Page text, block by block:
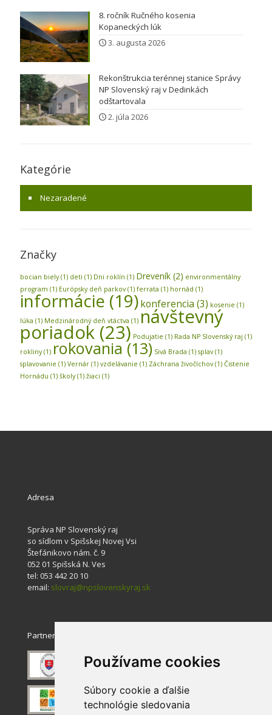
Používame cookies
Súbory cookie a ďalšie
technológie sledovania
8. ročník Ručného kosenia
Kopaneckých lúk
3. augusta 2026
Rekonštrukcia terénnej stanice Správy
NP Slovenský raj v Dedinkách
odštartovala
2. júla 2026
Kategórie
Nezaradené
Značky
bocian biely(1) deti (1) Dni roklín (1) Dreveník (2) environmentálny
program (1) Európsky deň parkov(1) ferrata (1) hornád (1)
informácie (19)konferencia (3) kosenie (1)
lúka (1) Medzinárodný deň vtáctva (1) návštevný
poriadok (23) Podujatie (1) Rada NP Slovenský raj (1)
rokliny(1) rokovania (13) Sivá Brada (1) splav(1)
splavovanie (1) Vernár (1) vzdelávanie (1) Záchrana živočíchov(1) Čistenie
Hornádu (1) školy(1) žiaci (1)
Adresa
Správa NP Slovenský raj
so sídlom v Spišskej Novej Vsi
Štefánikovo nám. č. 9
052 01 Spišská N. Ves
tel: 053 442 20 10
email: slovraj@npslovenskyraj.sk
Partneri